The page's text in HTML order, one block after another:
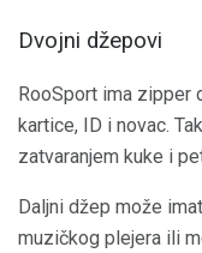
Dvojni džepovi
RooSport ima zipper
kartice, ID i novac.
zatvaranjem kuke i
Daljni džep može
muzičkog plejera ili